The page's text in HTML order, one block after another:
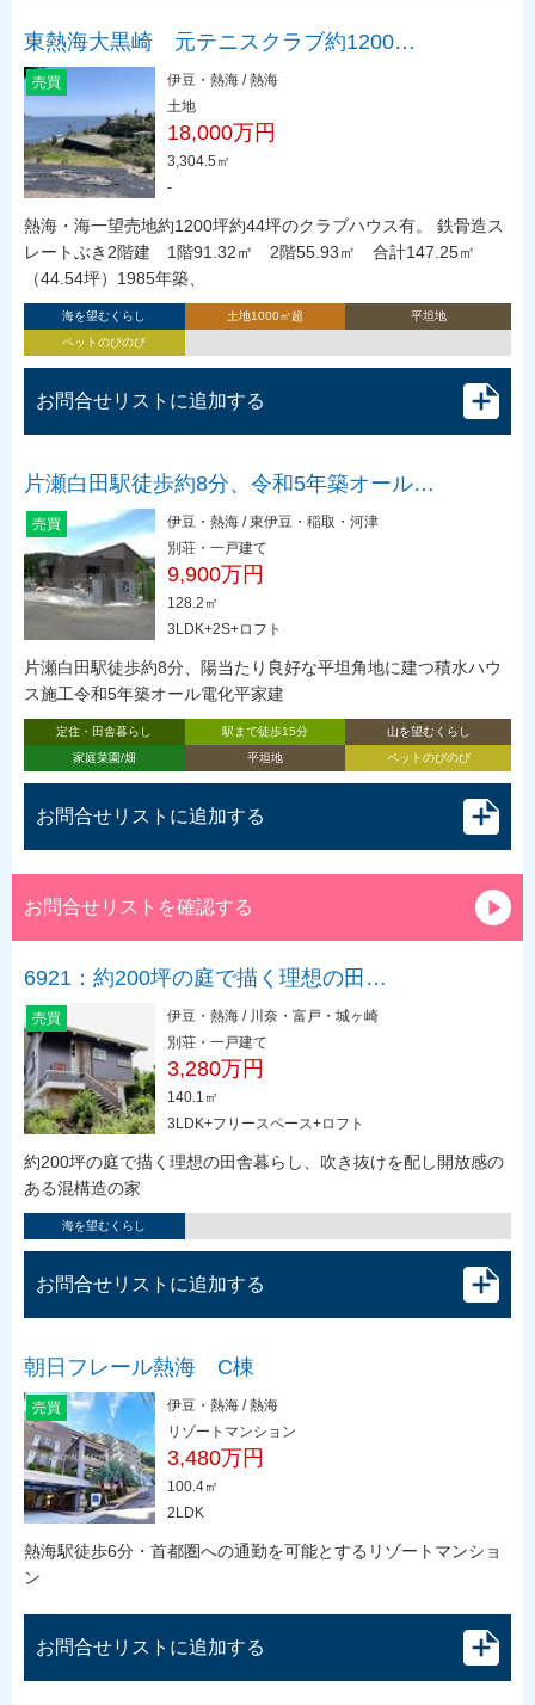
東熱海大黒崎 元テニスクラブ約1200…
売買
伊豆・熱海 / 熱海
土地
18,000万円
3,304.5㎡
-
熱海・海一望売地約1200坪約44坪のクラブハウス有。 鉄骨造ス
レートぶき2階建 1階91.32㎡ 2階55.93㎡ 合計147.25㎡
（44.54坪）1985年築、
海を望むくらし 土地1000㎡超
平坦地
ペットのびのび
お問合せリストに追加する
片瀬白田駅徒歩約8分、令和5年築オール…
売買
伊豆・熱海 / 東伊豆・稲取・河津
別荘・一戸建て
9,900万円
128.2㎡
3LDK+2S+ロフト
片瀬白田駅徒歩約8分、陽当たり良好な平坦角地に建つ積水ハウ
ス施工令和5年築オール電化平家建
定住・田舎暮らし 駅まで徒歩15分
山を望むくらし
家庭菜園/畑
平坦地 ペットのびのび
お問合せリストに追加する
お問合せリストを確認する
6921：約200坪の庭で描く理想の田…
売買
伊豆・熱海 / 川奈・富戸・城ヶ崎
別荘・一戸建て
3,280万円
140.1㎡
3LDK+フリースペース+ロフト
約200坪の庭で描く理想の田舎暮らし、吹き抜けを配し開放感の
ある混構造の家
海を望むくらし
お問合せリストに追加する
朝日フレール熱海 C棟
売買
伊豆・熱海 / 熱海
リゾートマンション
3,480万円
100.4㎡
2LDK
熱海駅徒歩6分・首都圏への通勤を可能とするリゾートマンショ
ン
お問合せリストに追加する